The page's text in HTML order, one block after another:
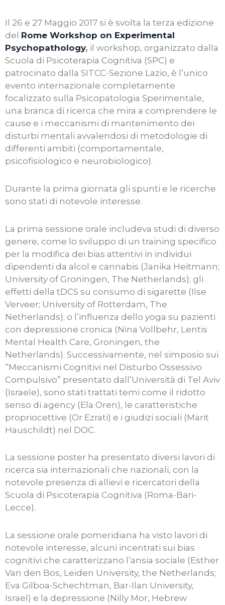
Il 26 e 27 Maggio 2017 si è svolta la terza edizione
del Rome Workshop on Experimental
Psychopathology, il workshop, organizzato dalla
Scuola di Psicoterapia Cognitiva (SPC) e
patrocinato dalla SITCC-Sezione Lazio, è l’unico
evento internazionale completamente
focalizzato sulla Psicopatologia Sperimentale,
una branca di ricerca che mira a comprendere le
cause e i meccanismi di mantenimento dei
disturbi mentali avvalendosi di metodologie di
differenti ambiti (comportamentale,
psicofisiologico e neurobiologico).
Durante la prima giornata gli spunti e le ricerche
sono stati di notevole interesse.
La prima sessione orale includeva studi di diverso
genere, come lo sviluppo di un training specifico
per la modifica dei bias attentivi in individui
dipendenti da alcol e cannabis (Janika Heitmann;
University of Groningen, The Netherlands); gli
effetti della tDCS su consumo di sigarette (Ilse
Verveer; University of Rotterdam, The
Netherlands); o l’influenza dello yoga su pazienti
con depressione cronica (Nina Vollbehr, Lentis
Mental Health Care, Groningen, the
Netherlands). Successivamente, nel simposio sui
“Meccanismi Cognitivi nel Disturbo Ossessivo
Compulsivo” presentato dall’Università di Tel Aviv
(Israele), sono stati trattati temi come il ridotto
senso di agency (Ela Oren), le caratteristiche
propriocettive (Or Ezrati) e i giudizi sociali (Marit
Hauschildt) nel DOC.
La sessione poster ha presentato diversi lavori di
ricerca sia internazionali che nazionali, con la
notevole presenza di allievi e ricercatori della
Scuola di Psicoterapia Cognitiva (Roma-Bari-
Lecce).
La sessione orale pomeridiana ha visto lavori di
notevole interesse, alcuni incentrati sui bias
cognitivi che caratterizzano l’ansia sociale (Esther
Van den Bos, Leiden University, the Netherlands;
Eva Gilboa-Schechtman, Bar-Ilan University,
Israel) e la depressione (Nilly Mor, Hebrew